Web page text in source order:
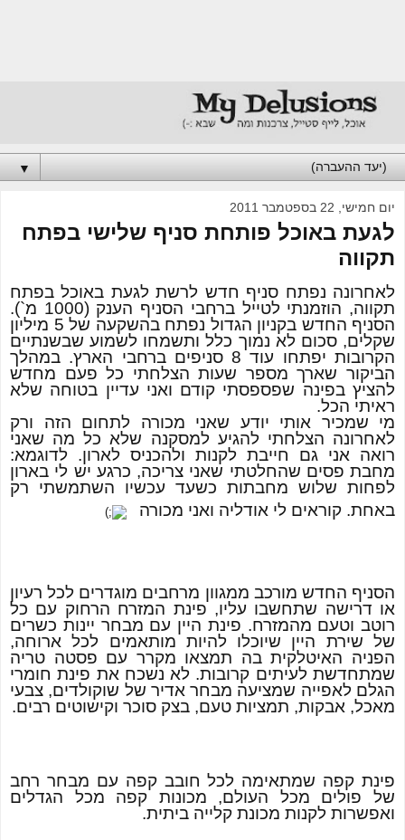
▼
יום חמישי, 22 בספטמבר 2011
לגעת באוכל פותחת סניף שלישי בפתח
תקווה
לאחרונה נפתח סניף חדש לרשת לגעת באוכל בפתח
תקווה, הוזמנתי לטייל ברחבי הסניף הענק (1000 מ`).
הסניף החדש בקניון הגדול נפתח בהשקעה של 5 מיליון
שקלים, סכום לא נמוך כלל ותשמחו לשמוע שבשנתיים
הקרובות יפתחו עוד 8 סניפים ברחבי הארץ. במהלך
הביקור שארך מספר שעות הצלחתי כל פעם מחדש
להציץ בפינה שפספסתי קודם ואני עדיין בטוחה שלא
ראיתי הכל.
מי שמכיר אותי יודע שאני מכורה לתחום הזה ורק
לאחרונה הצלחתי להגיע למסקנה שלא כל מה שאני
רואה אני גם חייבת לקנות ולהכניס לארון. לדוגמא:
מחבת פסים שהחלטתי שאני צריכה, כרגע יש לי בארון
לפחות שלוש מחבתות כשעד עכשיו השתמשתי רק
באחת. קוראים לי אודליה ואני מכורה
הסניף החדש מורכב ממגוון מרחבים מוגדרים לכל רעיון
או דרישה שתחשבו עליו, פינת המזרח הרחוק עם כל
רוטב וטעם מהמזרח. פינת היין עם מבחר יינות כשרים
של שירת היין שיוכלו להיות מותאמים לכל ארוחה,
הפניה האיטלקית בה תמצאו מקרר עם פסטה טריה
שמתחדשת לעיתים קרובות. לא נשכח את פינת חומרי
הגלם לאפייה שמציעה מבחר אדיר של שוקולדים, צבעי
מאכל, אבקות, תמציות טעם, בצק סוכר וקישוטים רבים.
פינת קפה שמתאימה לכל חובב קפה עם מבחר רחב
של פולים מכל העולם, מכונות קפה מכל הגדלים
ואפשרות לקנות מכונת קלייה ביתית.